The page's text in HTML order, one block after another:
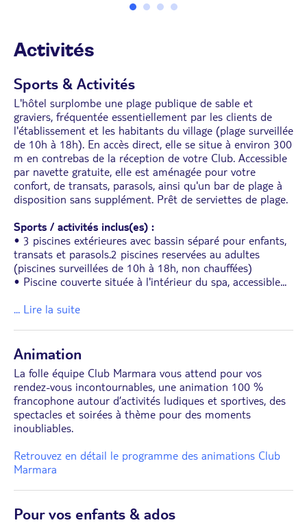
Activités
Sports & Activités
L'hôtel surplombe une plage publique de sable et
graviers, fréquentée essentiellement par les clients de
l'établissement et les habitants du village (plage surveillée
de 10h à 18h). En accès direct, elle se situe à environ 300
m en contrebas de la réception de votre Club. Accessible
par navette gratuite, elle est aménagée pour votre
confort, de transats, parasols, ainsi qu'un bar de plage à
disposition sans supplément. Prêt de serviettes de plage.
Sports / activités inclus(es) :
• 3 piscines extérieures avec bassin séparé pour enfants,
transats et parasols.2 piscines reservées au adultes
(piscines surveillées de 10h à 18h, non chauffées)
• Piscine couverte située à l'intérieur du spa, accessible...
... Lire la suite
Animation
La folle équipe Club Marmara vous attend pour vos
rendez-vous incontournables, une animation 100 %
francophone autour d’activités ludiques et sportives, des
spectacles et soirées à thème pour des moments
inoubliables.
Retrouvez en détail le programme des animations Club
Marmara
Pour vos enfants & ados